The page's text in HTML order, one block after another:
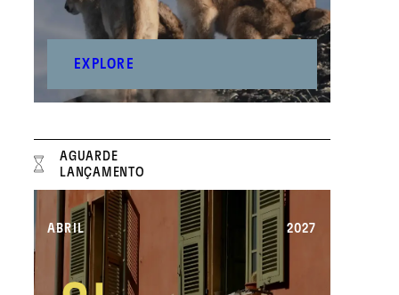
EXPLORE
AGUARDE
LANÇAMENTO
ABRIL 2027